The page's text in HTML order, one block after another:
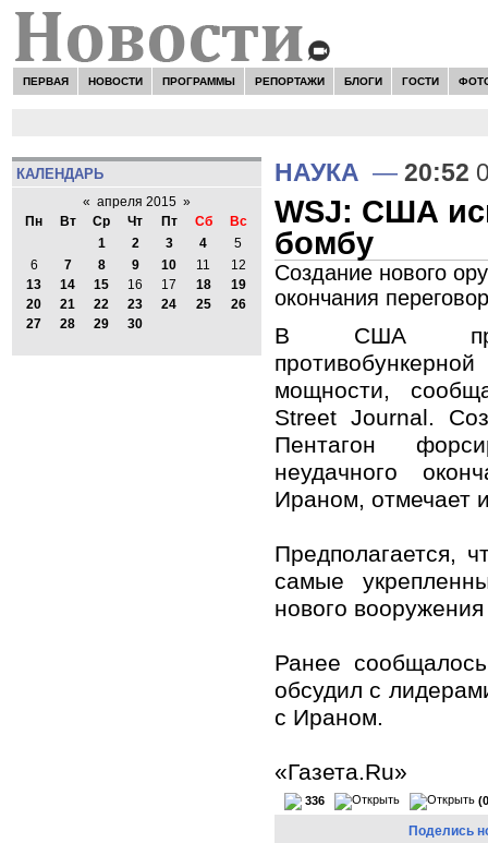
ПЕРВАЯ НОВОСТИ ПРОГРАММЫ РЕПОРТАЖИ БЛОГИ ГОСТИ
КАЛЕНДАРЬ
« апреля 2015 »
Пн
Вт Ср Чт Пт Сб
Вс
1
2 3 4
5
6
7 8 9 10 11
12
13
14 15 16 17 18
19
20
21 22 23 24 25
26
27
28 29 30
НАУКА — 20:52
WSJ: США
бомбу
Создание нового
окончания
В США
мощности,
Street Journal.
Пентагон
неудачного
Ираном, отмечает
Предполагается,
самые
нового
Ранее
обсудил с
с Ираном.
«Газета.Ru»
336
Поделись